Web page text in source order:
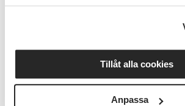
Tillåt alla cookies
Anpassa
Arbetskläder/oömma kläder,
oömma skor samt en varm tröja.
fönsterbåge får du gärna ta med
olika momenten på.
Att tänka på inför kursstart
För att vi ska hinna klart är det
plats i god tid innan kursen startar kl